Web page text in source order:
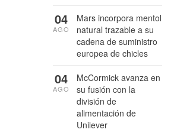
Mars incorpora mentol
natural trazable a su
cadena de suministro
europea de chicles
04
AGO
McCormick avanza en
su fusión con la
división de
alimentación de
Unilever
04
AGO